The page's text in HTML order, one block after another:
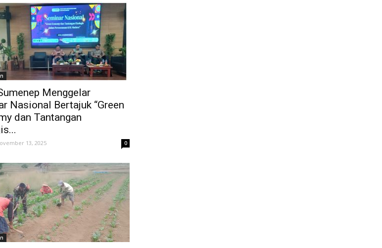
Menggelar
Nasional Bertajuk “Green
dan Tantangan
13, 2025 0